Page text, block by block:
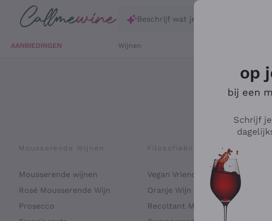
Ga direct naar de hoofdinhoud
Beschrijf wat je zoekt
AANBIEDINGEN Wijnen
Mousserende Wijnen
Mousserende wijnen
Rosé Mousserende Wijn
Prosecco
Filosofieën
Vegan Vriendelijk
Oranje Wijn
Recoltant Manipulant
op
bij een
Schrijf